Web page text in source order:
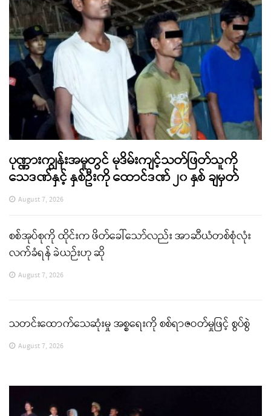
ပုဏ္ဏားကျွန်းအမှုတွင် မုဒိမ်းကျင့်သတ်ဖြတ်သူကို
သေဒဏ်နှင့် နှစ်ဦးကို ထောင်ဒဏ် ၂၀ နှစ် ချမှတ်
August 7, 2026
စစ်အုပ်စုကို ထိုင်းက ဖိတ်ခေါ်သော်လည်း အာဆီယံတစ်စုံလုံး
လက်ခံရန် ခဲယဉ်းဟု ဆို
August 7, 2026
သတင်းထောက်သေဆုံးမှု အစ္စရေးကို စစ်ရာဇဝတ်မှုဖြင့် စွပ်စွဲ
August 7, 2026